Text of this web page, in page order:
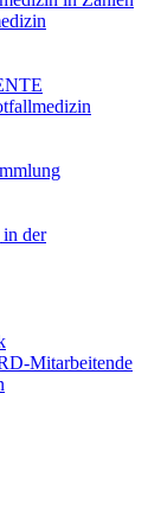
der
Mitarbeitende